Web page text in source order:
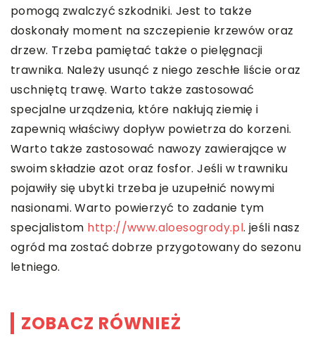
pomogą zwalczyć szkodniki. Jest to także
doskonały moment na szczepienie krzewów oraz
drzew. Trzeba pamiętać także o pielęgnacji
trawnika. Należy usunąć z niego zeschłe liście oraz
uschniętą trawę. Warto także zastosować
specjalne urządzenia, które nakłują ziemię i
zapewnią właściwy dopływ powietrza do korzeni.
Warto także zastosować nawozy zawierające w
swoim składzie azot oraz fosfor. Jeśli w trawniku
pojawiły się ubytki trzeba je uzupełnić nowymi
nasionami. Warto powierzyć to zadanie tym
specjalistom http://www.aloesogrody.pl. jeśli nasz
ogród ma zostać dobrze przygotowany do sezonu
letniego.
ZOBACZ RÓWNIEŻ